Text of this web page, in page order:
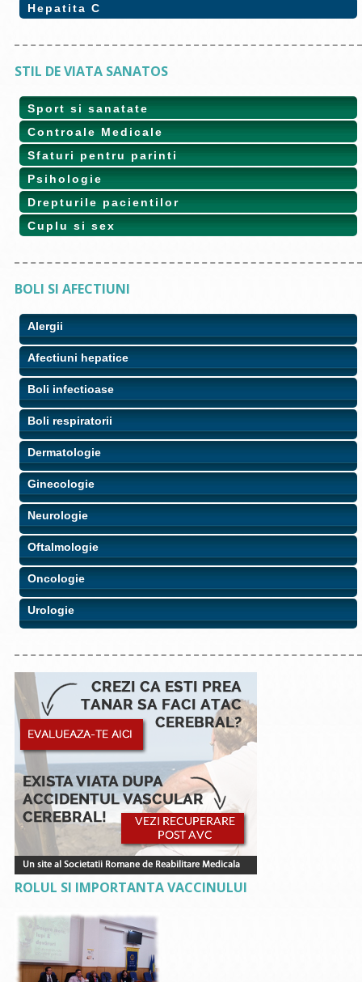
Hepatita C
STIL DE VIATA SANATOS
Sport si sanatate
Controale Medicale
Sfaturi pentru parinti
Psihologie
Drepturile pacientilor
Cuplu si sex
BOLI SI AFECTIUNI
Alergii
Afectiuni hepatice
Boli infectioase
Boli respiratorii
Dermatologie
Ginecologie
Neurologie
Oftalmologie
Oncologie
Urologie
ROLUL SI IMPORTANTA VACCINULUI